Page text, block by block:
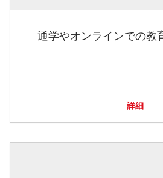
通学やオンラインでの教
詳細